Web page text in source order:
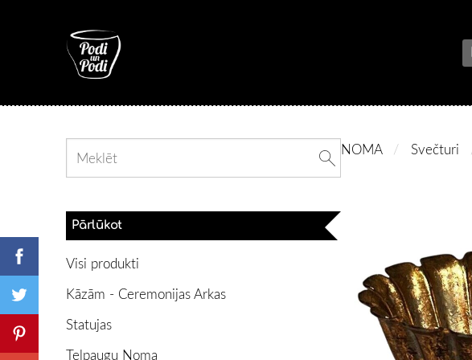
Pārlūkot
Visi produkti
Kāzām - Ceremonijas Arkas
Statujas
Telpaugu Noma
NOMA Svečturi